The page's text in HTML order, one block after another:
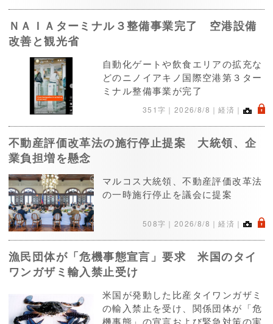
ＮＡＩＡターミナル３整備事業完了 空港設備
改善と観光省
自動化ゲートや飲食エリアの拡充な
どのニノイアキノ国際空港第３ター
ミナル整備事業が完了
351字｜ 2026/8/8 ｜経済｜ .
不動産評価改革法の施行停止提案 大統領、企
業負担増を懸念
マルコス大統領、不動産評価改革法
の一時施行停止を議会に提案
508字｜ 2026/8/8 ｜経済｜ .
漁民団体が「危機事態宣言」要求 米国のタイ
ワンガザミ輸入禁止受け
米国が発動した比産タイワンガザミ
の輸入禁止を受け、関係団体が「危
機事態」の宣言および緊急対策の実